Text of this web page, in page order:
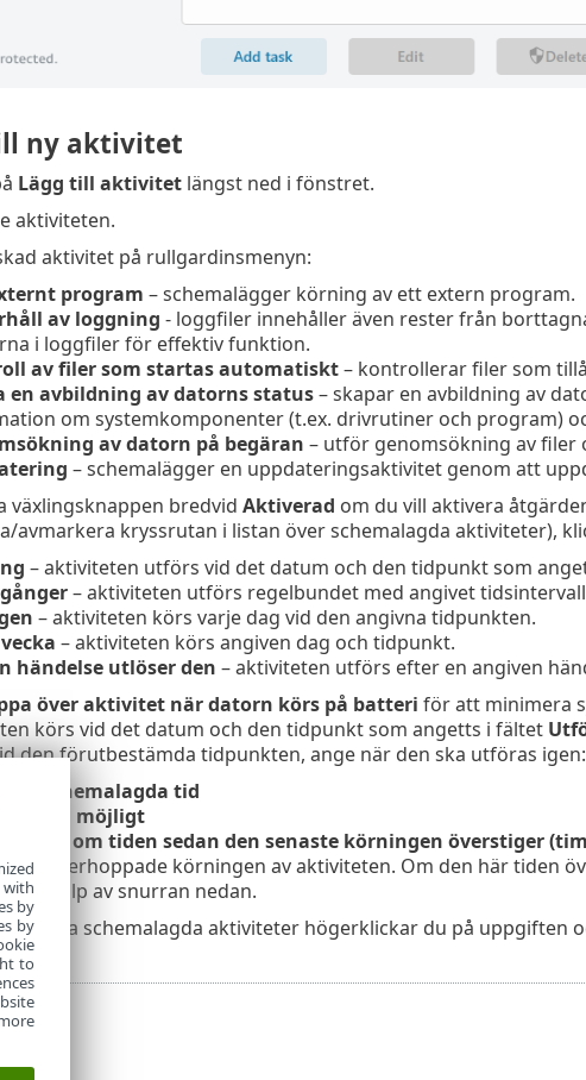
ny aktivitet
Lägg till aktivitetlängst ned i fönstret.
aktiviteten.
aktivitet på rullgardinsmenyn:
program – schemalägger körning av ett extern program.
av loggning - loggfiler innehåller även rester från
i loggfiler för effektiv funktion.
av filer som startas automatiskt– kontrollerar filer som
en avbildning av datorns status– skapar en avbildning av
om systemkomponenter (t.ex. drivrutiner och program)
av datorn på begäran – utför genomsökning av filer
– schemalägger en uppdateringsaktivitet genom att
växlingsknappen bredvid Aktiverad om du vill aktivera
avmarkera kryssrutan i listan över schemalagda aktiviteter),
– aktiviteten utförs vid det datum och den tidpunkt som
– aktiviteten utförs regelbundet med angivet
– aktiviteten körs varje dag vid den angivna tidpunkten.
– aktiviteten körs angiven dag och tidpunkt.
händelse utlöser den – aktiviteten utförs efter en angiven
över aktivitet när datorn körs på batteri för att minimera
körs vid det datum och den tidpunkt som angetts i fältet
den förutbestämda tidpunkten, ange när den ska utföras igen:
schemalagda tid
som möjligt
om tiden sedan den senaste körningen överstiger
överhoppade körningen av aktiviteten. Om den här tiden
hjälp av snurran nedan.
schemalagda aktiviteter högerklickar du på uppgiften
with
by
by
to